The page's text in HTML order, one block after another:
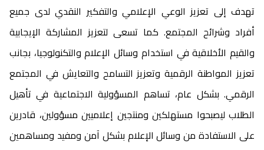
تهدف إلى تعزيز الوعي الإعلامي والتفكير النقدي لدى جميع
أفراد وشرائح المجتمع. كما تسعى لتعزيز المشاركة الإيجابية
والقيم الأخلاقية في استخدام وسائل الإعلام والتكنولوجيا، بجانب
تعزيز المواطنة الرقمية وتعزيز التسامح والتعايش في المجتمع
الرقمي. بشكل عام، تساهم المسؤولية الاجتماعية في تأهيل
الطلاب ليصبحوا مستهلكين ومنتجين إعلاميين مسؤولين، قادرين
على الاستفادة من وسائل الإعلام بشكل آمن ومفيد ومساهمين